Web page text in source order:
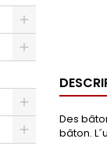
Des
bâton.